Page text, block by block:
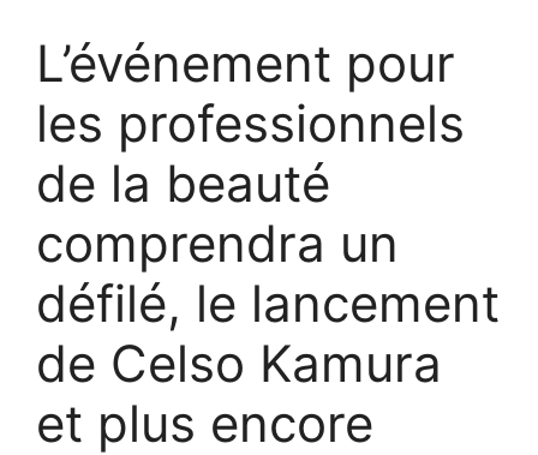
L’événement pour
les professionnels
de la beauté
comprendra un
défilé, le lancement
de Celso Kamura
et plus encore